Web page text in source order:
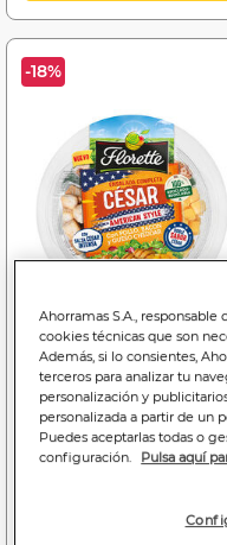
-18%
Price
3,99€to
3,29€
19,95€ 16,45€/kilo
Ensalada césar
Ahorramas S.A.,
cookies técnicas que son
Además, si lo consientes,
terceros para analizar tu
personalización y
personalizada a partir de un
Puedes aceptarlas todas o
configuración.
Pulsa aquí